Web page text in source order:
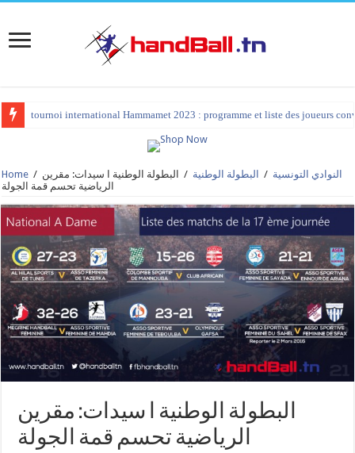
tournoi international Hammamet 2023 : programme et liste des joueurs
Home / النوادي التونسية / البطولة الوطنية /
البطولة الوطنية ا سيدات: مقرين
الرياضية تحسم قمة الجولة
البطولة الوطنية ا سيدات: مقرين
الرياضية تحسم قمة الجولة